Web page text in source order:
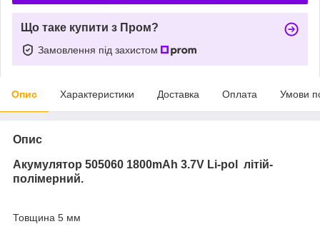
Що таке купити з Пром?
Замовлення під захистом
Опис Характеристики Доставка Оплата Умови
Опис
Акумулятор 505060 1800mAh 3.7V Li-pol літій-
полімерний.
Товщина 5 мм